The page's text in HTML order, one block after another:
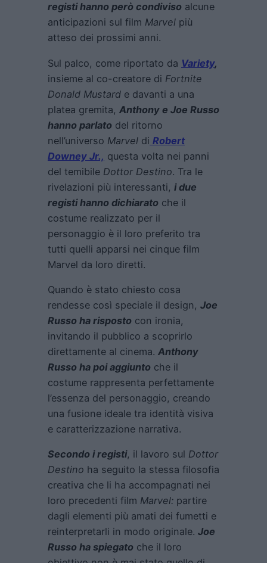
registi hanno però condiviso alcune
anticipazioni sul film Marvel più
atteso dei prossimi anni.
Sul palco, come riportato da Variety,
insieme al co-creatore di Fortnite
Donald Mustard e davanti a una
platea gremita, Anthony e Joe Russo
hanno parlato del ritorno
nell’universo Marvel di Robert
Downey Jr., questa volta nei panni
del temibile Dottor Destino. Tra le
rivelazioni più interessanti, i due
registi hanno dichiarato che il
costume realizzato per il
personaggio è il loro preferito tra
tutti quelli apparsi nei cinque film
Marvel da loro diretti.
Quando è stato chiesto cosa
rendesse così speciale il design, Joe
Russo ha risposto con ironia,
invitando il pubblico a scoprirlo
direttamente al cinema. Anthony
Russo ha poi aggiunto che il
costume rappresenta perfettamente
l’essenza del personaggio, creando
una fusione ideale tra identità visiva
e caratterizzazione narrativa.
Secondo i registi, il lavoro sul Dottor
Destino ha seguito la stessa filosofia
creativa che li ha accompagnati nei
loro precedenti film Marvel: partire
dagli elementi più amati dei fumetti e
reinterpretarli in modo originale. Joe
Russo ha spiegato che il loro